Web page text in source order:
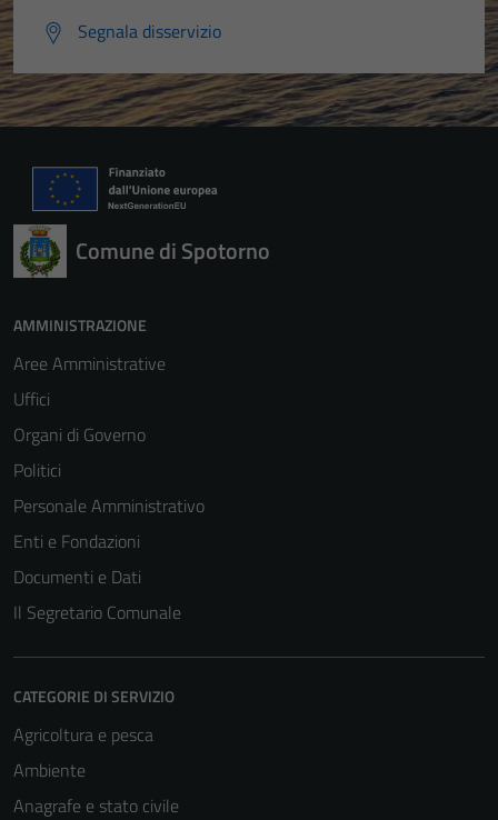
Segnala disservizio
Comune di Spotorno
AMMINISTRAZIONE
Aree Amministrative
Uffici
Organi di Governo
Politici
Personale Amministrativo
Enti e Fondazioni
Documenti e Dati
Il Segretario Comunale
CATEGORIE DI SERVIZIO
Agricoltura e pesca
Ambiente
Anagrafe e stato civile